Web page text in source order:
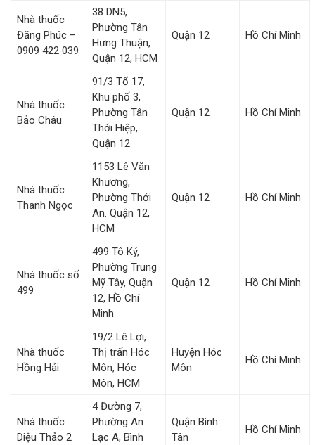
Nhà thuốc
Đăng Phúc –
0909 422 039
38 DN5,
Phường Tân
Hưng Thuận,
Quận 12, HCM
Quận 12 Hồ Chí Minh
Nhà thuốc
Bảo Châu
91/3 Tổ 17,
Khu phố 3,
Phường Tân
Thới Hiệp,
Quận 12
Quận 12 Hồ Chí Minh
Nhà thuốc
Thanh Ngọc
1153 Lê Văn
Khương,
Phường Thới
An. Quận 12,
HCM
Quận 12 Hồ Chí Minh
Nhà thuốc số
499
499 Tô Ký,
Phường Trung
Mỹ Tây, Quận
12, Hồ Chí
Minh
Quận 12 Hồ Chí Minh
Nhà thuốc
Hồng Hải
19/2 Lê Lợi,
Thị trấn Hóc
Môn, Hóc
Môn, HCM
Huyện Hóc
Môn
Hồ Chí Minh
Nhà thuốc
Diệu Thảo 2
4 Đường 7,
Phường An
Lạc A, Bình
Quận Bình
Tân
Hồ Chí Minh